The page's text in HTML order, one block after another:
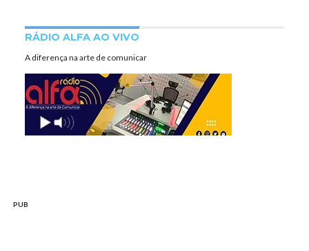
RÁDIO ALFA AO VIVO
A diferença na arte de comunicar
PUB